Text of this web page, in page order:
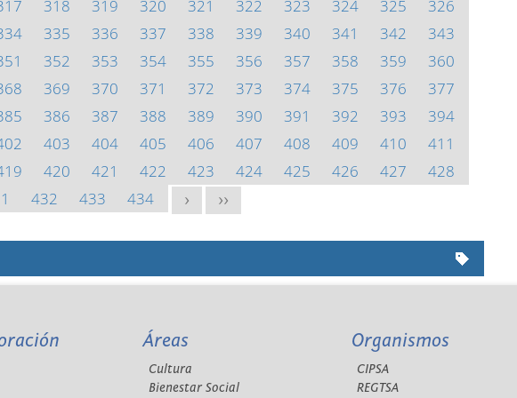
318 319 320 321 322 323 324 325
326
335 336 337 338 339 340 341 342
343
352 353 354 355 356 357 358 359
360
369 370 371 372 373 374 375 376
377
386 387 388 389 390 391 392 393
394
403 404 405 406 407 408 409 410
411
420 421 422 423 424 425 426 427
428
432 433 434 > >>
Áreas
Cultura
Bienestar Social
Organismos
CIPSA
REGTSA